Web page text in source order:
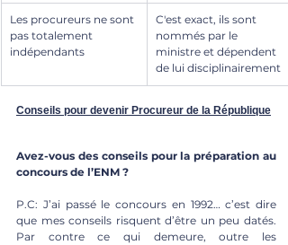
Les procureurs ne sont
pas totalement
indépendants
C'est exact, ils sont
nommés par le
ministre et dépendent
de lui disciplinairement
Conseils pour devenir Procureur de la République
Avez-vous des conseils pour la préparation au
concours de l’ENM ?
P.C: J’ai passé le concours en 1992… c’est dire
que mes conseils risquent d’être un peu datés.
Par contre ce qui demeure, outre les